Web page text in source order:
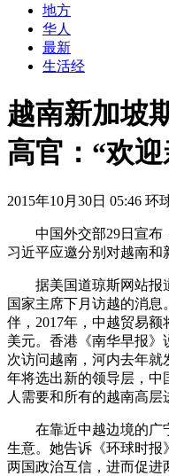
地方
华人
最新
生活经
越南新加坡
高官：“欢
2015年10月30日 05:46 环
中国外交部29日宣布
习近平应邀分别对越南和
据美国道琼斯网站报
国家主席下月访越的消
伴，2017年，中越贸易额
美元。香港《南华早报》
次访问越南，河内去年就
年将选出新的领导层，中
人需要和所有的越南高层
在靠近中越边境的广
生意。她告诉《环球时报
两国政治互信，进而促进